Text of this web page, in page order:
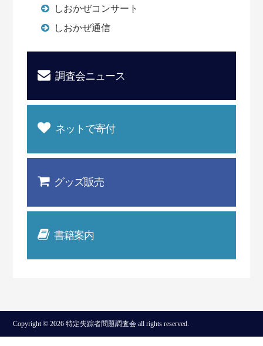
しおかぜコンサート
しおかぜ通信
調査会ニュース
ネットで寄付
グッズ販売
書籍案内
Copyright © 2026 特定失踪者問題調査会 all rights reserved.